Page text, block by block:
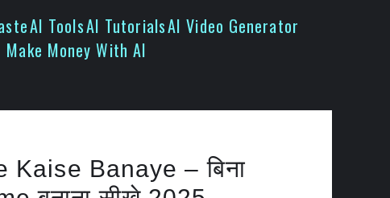
AI ToolsAI TutorialsAI Video Generator
Make Money With AI
Kaise Banaye – बिना